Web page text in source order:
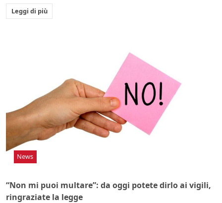
Leggi di più
News
“Non mi puoi multare”: da oggi potete dirlo ai vigili,
ringraziate la legge